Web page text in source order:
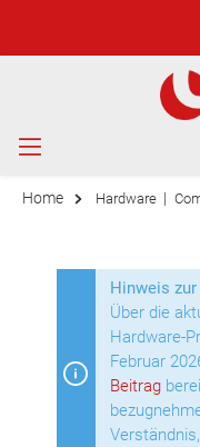
Home Hardware |
Hinweis
Über die
Hardware-
Februar
Beitrag